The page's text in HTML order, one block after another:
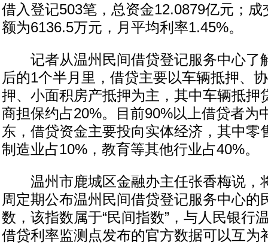
借入登记503笔，总资金12.0879亿元；
额为6136.5万元，月平均利率1.45%。
记者从温州民间借贷登记服务中心了
后的1个半月里，借贷主要以车辆抵押、
押、小面积房产抵押为主，其中车辆抵押
商担保约占20%。目前90%以上借贷者为
东，借贷资金主要投向实体经济，其中零
制造业占10%，教育等其他行业占40%。
温州市鹿城区金融办主任张香梅说，
周定期公布温州民间借贷登记服务中心的
数，该指数属于“民间指数”，与人民银行
借贷利率监测点发布的官方数据可以互为